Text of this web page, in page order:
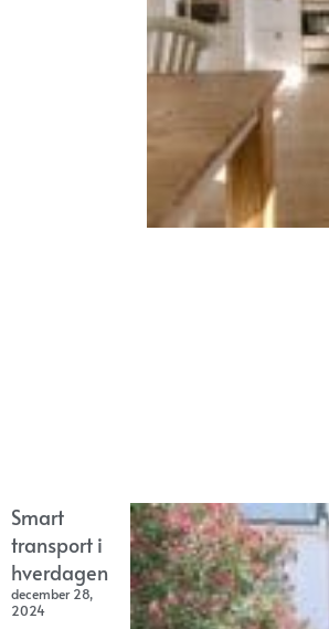
Smart
transport i
hverdagen
december 28,
2024